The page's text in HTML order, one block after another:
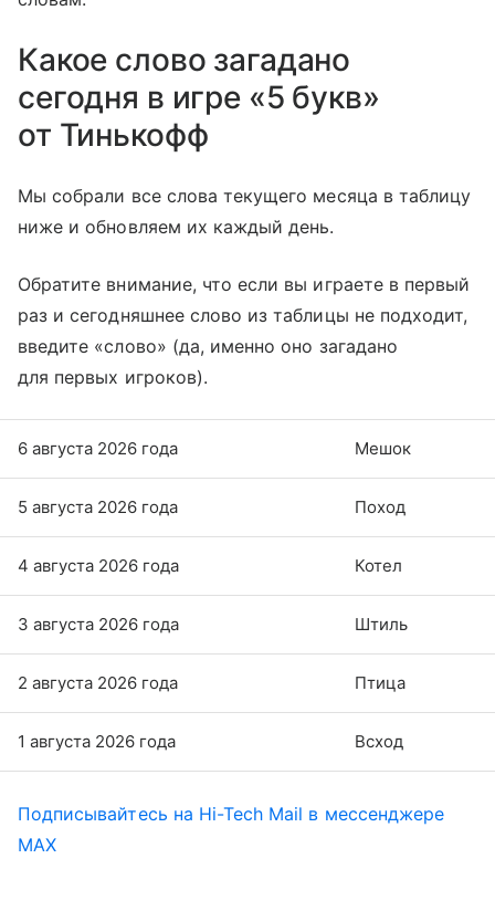
Какое слово загадано
сегодня в игре «5 букв»
от Тинькофф
Мы собрали все слова текущего месяца в таблицу
ниже и обновляем их каждый день.
Обратите внимание, что если вы играете в первый
раз и сегодняшнее слово из таблицы не подходит,
введите «слово» (да, именно оно загадано
для первых игроков).
6 августа 2026 года Мешок
5 августа 2026 года Поход
4 августа 2026 года Котел
3 августа 2026 года Штиль
2 августа 2026 года Птица
1 августа 2026 года Всход
Подписывайтесь на Hi-Tech Mail в мессенджере
MAX